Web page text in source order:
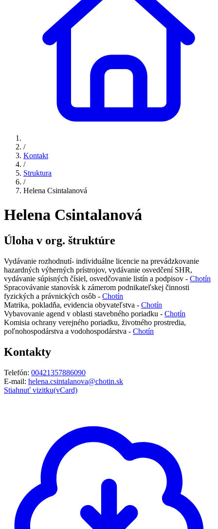
/
Kontakt
/
Struktura
/
Helena Csintalanová
Helena Csintalanová
Úloha v org. štruktúre
Vydávanie rozhodnutí- individuálne licencie na prevádzkovanie
hazardných výherných prístrojov, vydávanie osvedčení SHR,
vydávanie súpisných čísiel, osvedčovanie listín a podpisov - Chotín
Spracovávanie stanovísk k zámerom podnikateľskej činnosti
fyzických a právnických osôb - Chotín
Matrika, pokladňa, evidencia obyvateľstva - Chotín
Vybavovanie agend v oblasti stavebného poriadku - Chotín
Komisia ochrany verejného poriadku, životného prostredia,
poľnohospodárstva a vodohospodárstva - Chotín
Kontakty
Telefón: 00421357886090
E-mail: helena.csintalanova@chotin.sk
Stiahnuť vizitku(vCard)